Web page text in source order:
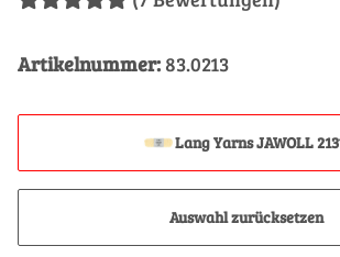
Artikelnummer: 83.0213
Lang Yarns JAWOLL 213
Auswahl zurücksetzen